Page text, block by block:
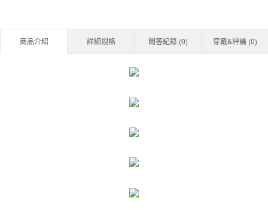
商品介紹 詳細規格 問答紀錄 (0) 穿戴&評論 (0)